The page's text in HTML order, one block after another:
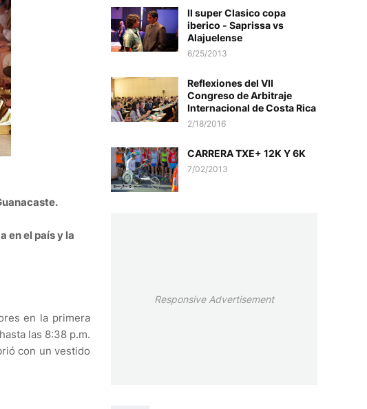
en el país y la
en la primera
las 8:38 p.m.
con un vestido
II super Clasico copa
iberico - Saprissa vs
Alajuelense
6/25/2013
Reflexiones del VII
Congreso de Arbitraje
Internacional de Costa Rica
2/18/2016
CARRERA TXE+ 12K Y 6K
7/02/2013
Responsive Advertisement